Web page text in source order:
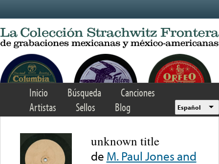
Inicio Búsqueda
Canciones
Artistas
Sellos Blog Español
unknown title
de M. Paul Jones and